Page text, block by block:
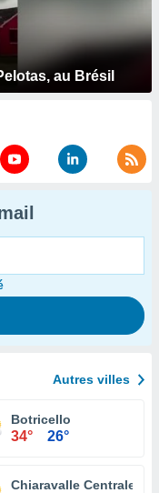
au Brésil
Autres villes
Botricello
34° 26°
Chiaravalle Centrale